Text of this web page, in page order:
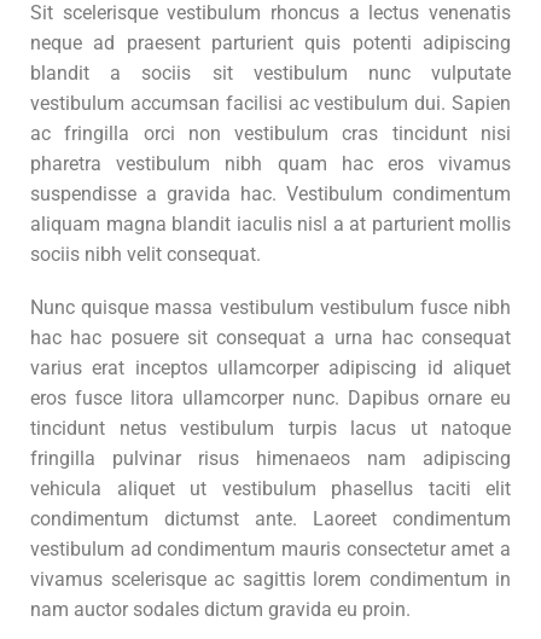
Sit scelerisque vestibulum rhoncus a lectus venenatis
neque ad praesent parturient quis potenti adipiscing
blandit a sociis sit vestibulum nunc vulputate
vestibulum accumsan facilisi ac vestibulum dui. Sapien
ac fringilla orci non vestibulum cras tincidunt nisi
pharetra vestibulum nibh quam hac eros vivamus
suspendisse a gravida hac. Vestibulum condimentum
aliquam magna blandit iaculis nisl a at parturient mollis
sociis nibh velit consequat.
Nunc quisque massa vestibulum vestibulum fusce nibh
hac hac posuere sit consequat a urna hac consequat
varius erat inceptos ullamcorper adipiscing id aliquet
eros fusce litora ullamcorper nunc. Dapibus ornare eu
tincidunt netus vestibulum turpis lacus ut natoque
fringilla pulvinar risus himenaeos nam adipiscing
vehicula aliquet ut vestibulum phasellus taciti elit
condimentum dictumst ante. Laoreet condimentum
vestibulum ad condimentum mauris consectetur amet a
vivamus scelerisque ac sagittis lorem condimentum in
nam auctor sodales dictum gravida eu proin.